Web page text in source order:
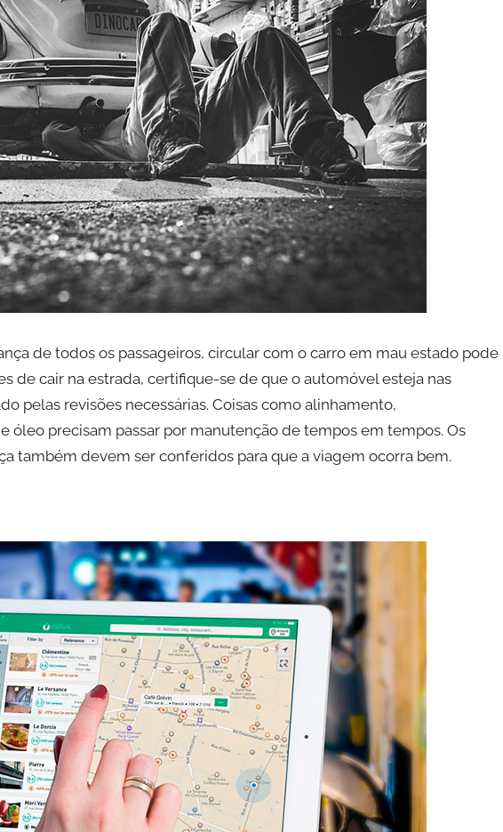
de todos os passageiros, circular com o carro em mau estado pode
de cair na estrada, certifique-se de que o automóvel esteja nas
pelas revisões necessárias. Coisas como alinhamento,
óleo precisam passar por manutenção de tempos em tempos. Os
também devem ser conferidos para que a viagem ocorra bem.